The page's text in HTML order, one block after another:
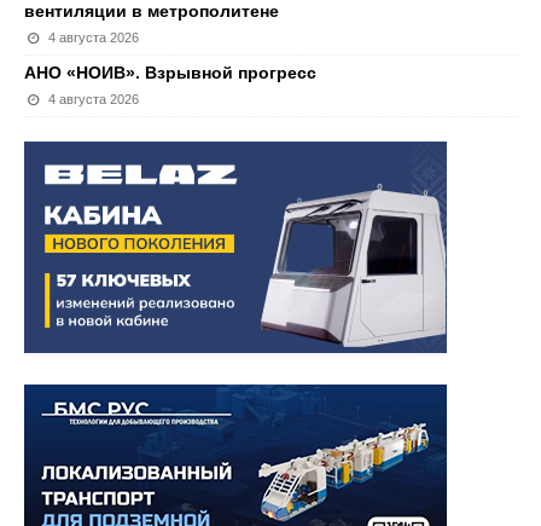
вентиляции в метрополитене
4 августа 2026
АНО «НОИВ». Взрывной прогресс
4 августа 2026